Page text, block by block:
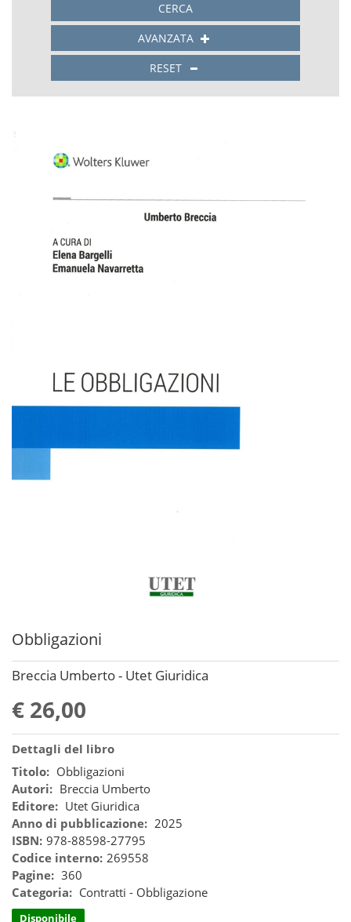
CERCA
AVANZATA
RESET
Obbligazioni
Breccia Umberto - Utet Giuridica
€ 26,00
Dettagli del libro
Titolo: Obbligazioni
Autori: Breccia Umberto
Editore: Utet Giuridica
Anno di pubblicazione: 2025
ISBN: 978-88598-27795
Codice interno: 269558
Pagine: 360
Categoria: Contratti - Obbligazione
Disponibile